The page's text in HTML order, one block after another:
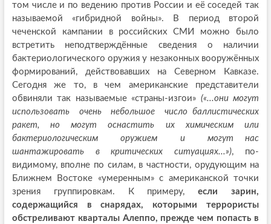
том числе и по ведению против России и её соседей так
называемой «гибридной войны». В период второй
чеченской кампании в российских СМИ можно было
встретить неподтверждённые сведения о наличии
бактериологического оружия у незаконных вооружённых
формирований, действовавших на Северном Кавказе.
Сегодня же то, в чем американские представители
обвиняли так называемые «страны-изгои» («...они могут
использовать очень небольшое число баллистических
ракет, но могут оснастить их химическим или
бактериологическим оружием и могут нас
шантажировать в критических ситуациях...»), по-
видимому, вполне по силам, в частности, орудующим на
Ближнем Востоке «умеренным» с американской точки
зрения группировкам. К примеру,если зарин,
содержащийся в снарядах, которыми террористы
обстреливают кварталы Алеппо, прежде чем попасть в